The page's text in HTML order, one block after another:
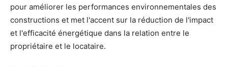
pour améliorer les performances environnementales des
constructions et met l'accent sur la réduction de l'impact
et l'efficacité énergétique dans la relation entre le
propriétaire et le locataire.